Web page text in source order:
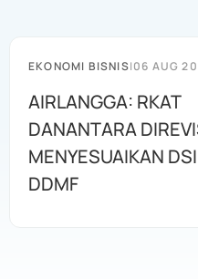
EKONOMI BISNIS|06 AUG
AIRLANGGA: RKAT
DANANTARA
MENYESUAIKAN
DDMF